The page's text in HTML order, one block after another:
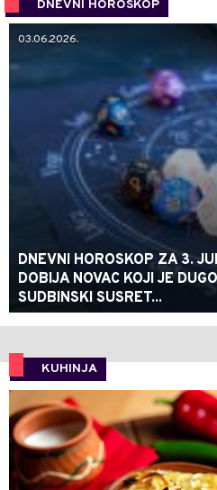
DNEVNI HOROSKOP
03.06.2026.
DNEVNI HOROSKOP ZA 3.
DOBIJA NOVAC KOJI JE
SUDBINSKI SUSRET...
KUHINJA